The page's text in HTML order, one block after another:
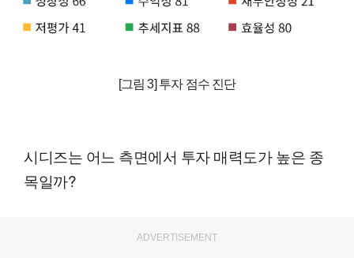
[그림 3] 투자 점수 진단
시디즈는 어느 측면에서 투자 매력도가 높은 종
목일까?
ADVERTISEMENT